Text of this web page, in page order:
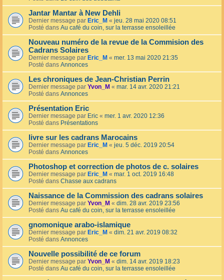
Jantar Mantar à New Dehli
Dernier message par Eric_M « jeu. 28 mai 2020 08:51
Posté dans Au café du coin, sur la terrasse ensoleillée
Nouveau numéro de la revue de la Commision des
Cadrans Solaires
Dernier message par Eric_M « mer. 13 mai 2020 21:35
Posté dans Annonces
Les chroniques de Jean-Christian Perrin
Dernier message par Yvon_M « mar. 14 avr. 2020 21:21
Posté dans Annonces
Présentation Eric
Dernier message par Eric « mer. 1 avr. 2020 12:36
Posté dans Présentations
livre sur les cadrans Marocains
Dernier message par Eric_M « jeu. 5 déc. 2019 20:54
Posté dans Annonces
Photoshop et correction de photos de c. solaires
Dernier message par Eric_M « mar. 1 oct. 2019 16:48
Posté dans Chasse aux cadrans
Naissance de la Commission des cadrans solaires
Dernier message par Yvon_M « dim. 28 avr. 2019 23:56
Posté dans Au café du coin, sur la terrasse ensoleillée
gnomonique arabo-islamique
Dernier message par Eric_M « dim. 21 avr. 2019 08:32
Posté dans Annonces
Nouvelle possibilité de ce forum
Dernier message par Yvon_M « dim. 14 avr. 2019 18:23
Posté dans Au café du coin, sur la terrasse ensoleillée